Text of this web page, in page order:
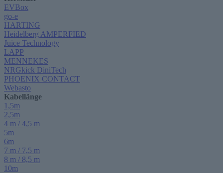
EVBox
go-e
HARTING
Heidelberg AMPERFIED
Juice Technology
LAPP
MENNEKES
NRGkick DiniTech
PHOENIX CONTACT
Webasto
Kabellänge
1,5m
2,5m
4 m / 4,5 m
5m
6m
7 m / 7,5 m
8 m / 8,5 m
10m